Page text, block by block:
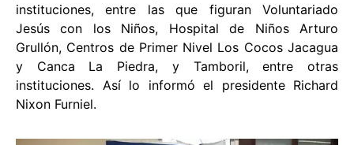
instituciones, entre las que figuran Voluntariado
Jesús con los Niños, Hospital de Niños Arturo
Grullón, Centros de Primer Nivel Los Cocos Jacagua
y Canca La Piedra, y Tamboril, entre otras
instituciones. Así lo informó el presidente Richard
Nixon Furniel.